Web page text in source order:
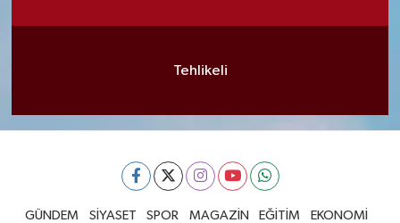
Tehlikeli
GÜNDEM SİYASET SPOR MAGAZİN EĞİTİM
EKONOMİ